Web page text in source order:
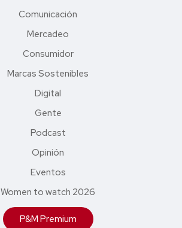
Comunicación
Mercadeo
Consumidor
Marcas Sostenibles
Digital
Gente
Podcast
Opinión
Eventos
Women to watch 2026
P&M Premium